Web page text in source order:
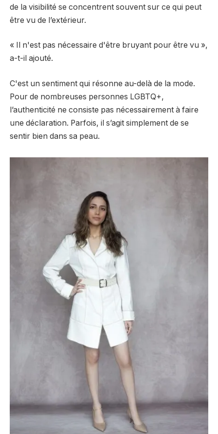
de la visibilité se concentrent souvent sur ce qui peut
être vu de l’extérieur.
« Il n'est pas nécessaire d'être bruyant pour être vu »,
a-t-il ajouté.
C'est un sentiment qui résonne au-delà de la mode.
Pour de nombreuses personnes LGBTQ+,
l’authenticité ne consiste pas nécessairement à faire
une déclaration. Parfois, il s’agit simplement de se
sentir bien dans sa peau.